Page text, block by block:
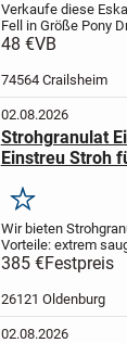
Verkaufe diese
Fell in Größe Pony
so oft genutzt und
Privatverkauf keine
48 €VB
74564 Crailsheim
02.08.2026
Strohgranulat
Einstreu Stroh
Merken
Wir bieten
Vorteile: extrem
geruchsbindend - das
herkömmlicher
Ergiebigkeit, daher
100%...
385 €Festpreis
26121 Oldenburg
02.08.2026